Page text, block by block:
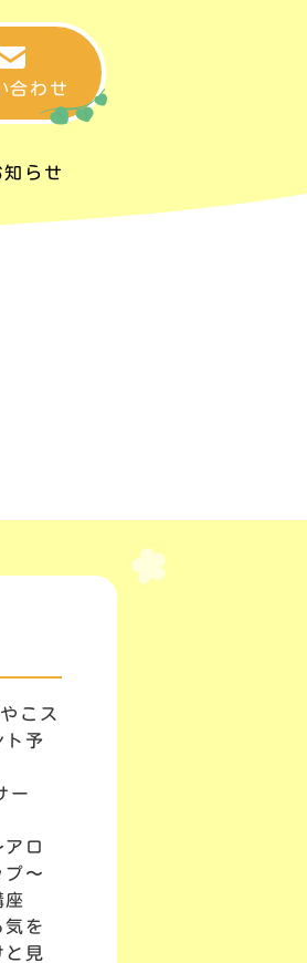
合わせ
知らせ
こス
予
ー
ロ
プ〜
座
気を
と見